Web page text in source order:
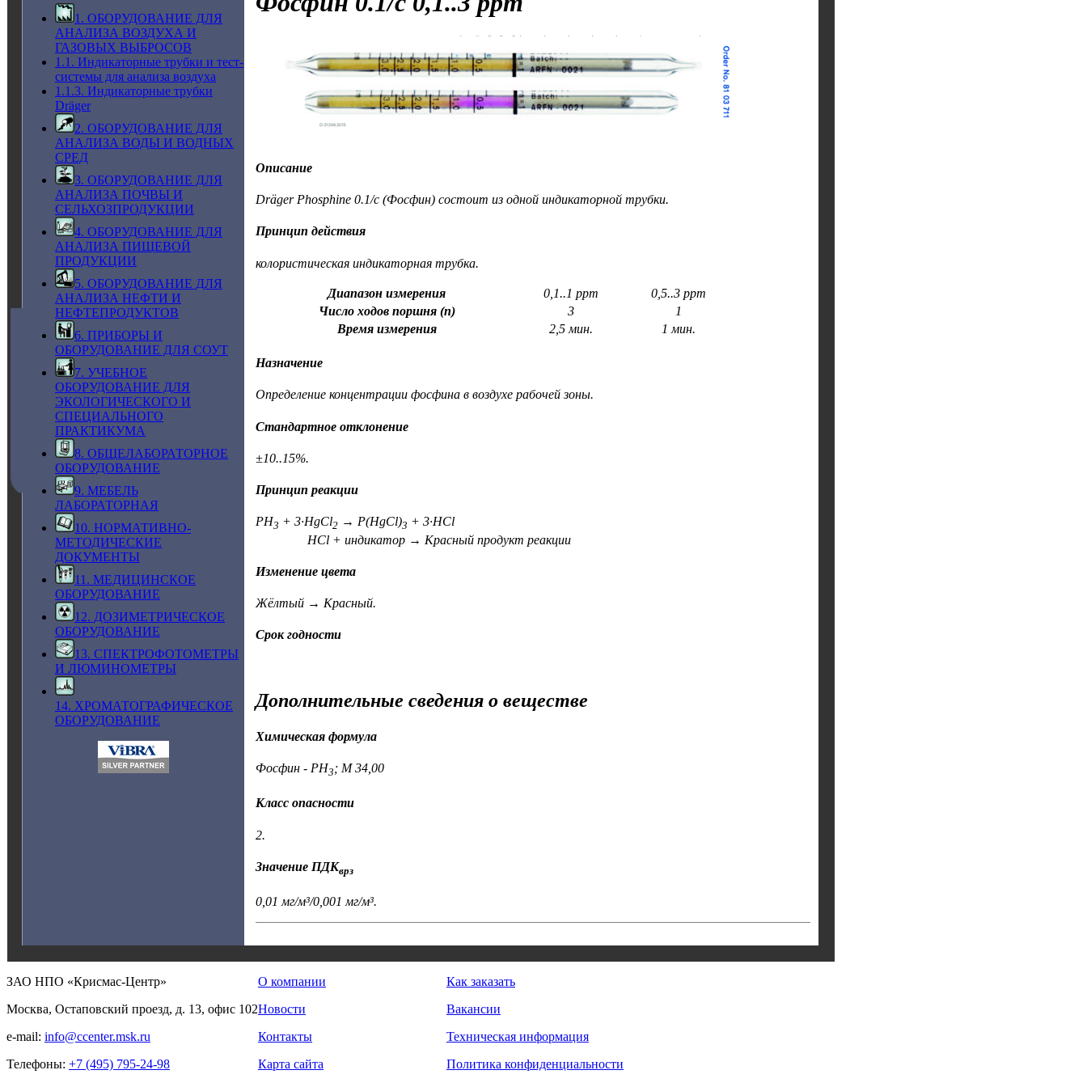
1. ОБОРУДОВАНИЕ ДЛЯ
АНАЛИЗА ВОЗДУХА И
ГАЗОВЫХ ВЫБРОСОВ
1.1. Индикаторные трубки и тест-
системы для анализа воздуха
1.1.3. Индикаторные трубки
Dräger
2. ОБОРУДОВАНИЕ ДЛЯ
АНАЛИЗА ВОДЫ И ВОДНЫХ
СРЕД
3. ОБОРУДОВАНИЕ ДЛЯ
АНАЛИЗА ПОЧВЫ И
СЕЛЬХОЗПРОДУКЦИИ
4. ОБОРУДОВАНИЕ ДЛЯ
АНАЛИЗА ПИЩЕВОЙ
ПРОДУКЦИИ
5. ОБОРУДОВАНИЕ ДЛЯ
АНАЛИЗА НЕФТИ И
НЕФТЕПРОДУКТОВ
6. ПРИБОРЫ И
ОБОРУДОВАНИЕ ДЛЯ СОУТ
7. УЧЕБНОЕ
ОБОРУДОВАНИЕ ДЛЯ
ЭКОЛОГИЧЕСКОГО И
СПЕЦИАЛЬНОГО
ПРАКТИКУМА
8. ОБЩЕЛАБОРАТОРНОЕ
ОБОРУДОВАНИЕ
9. МЕБЕЛЬ
ЛАБОРАТОРНАЯ
10. НОРМАТИВНО-
МЕТОДИЧЕСКИЕ
ДОКУМЕНТЫ
11. МЕДИЦИНСКОЕ
ОБОРУДОВАНИЕ
12. ДОЗИМЕТРИЧЕСКОЕ
ОБОРУДОВАНИЕ
13. СПЕКТРОФОТОМЕТРЫ
И ЛЮМИНОМЕТРЫ
14. ХРОМАТОГРАФИЧЕСКОЕ
ОБОРУДОВАНИЕ
Описание
Dräger Phosphine 0.1/c (Фосфин) состоит из одной индикаторной трубки.
Принцип действия
колористическая индикаторная трубка.
Диапазон измерения 0,1..1 ppm
0,5..3 ppm
Число ходов поршня (n)
3
1
Время измерения
2,5 мин. 1 мин.
Назначение
Определение концентрации фосфина в воздухе рабочей зоны.
Стандартное отклонение
±10..15%.
Принцип реакции
PH3 + 3·HgCl2 → P(HgCl)3 + 3·HCl
HCl + индикатор → Красный продукт реакции
Изменение цвета
Жёлтый → Красный.
Срок годности
Дополнительные сведения о веществе
Химическая формула
Фосфин - PH3 ; M 34,00
Класс опасности
2.
Значение ПДКврз
0,01 мг/м³/0,001 мг/м³.
ЗАО НПО «Крисмас-Центр»
Москва, Остаповский проезд, д. 13, офис 102
e-mail: info@ccenter.msk.ru
Телефоны: +7 (495) 795-24-98
О компании
Новости
Контакты
Карта сайта
Как заказать
Вакансии
Техническая информация
Политика конфиденциальности